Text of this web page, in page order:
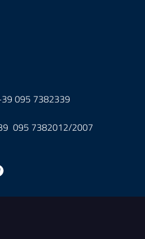
095 7382339
095 7382012/2007
utili